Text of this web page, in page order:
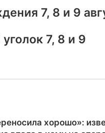
7, 8 и 9
7, 8 и 9
хорошо»: